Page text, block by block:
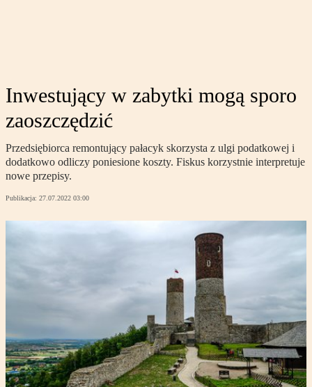
Inwestujący w zabytki mogą sporo
zaoszczędzić
Przedsiębiorca remontujący pałacyk skorzysta z ulgi podatkowej i
dodatkowo odliczy poniesione koszty. Fiskus korzystnie interpretuje
nowe przepisy.
Publikacja: 27.07.2022 03:00